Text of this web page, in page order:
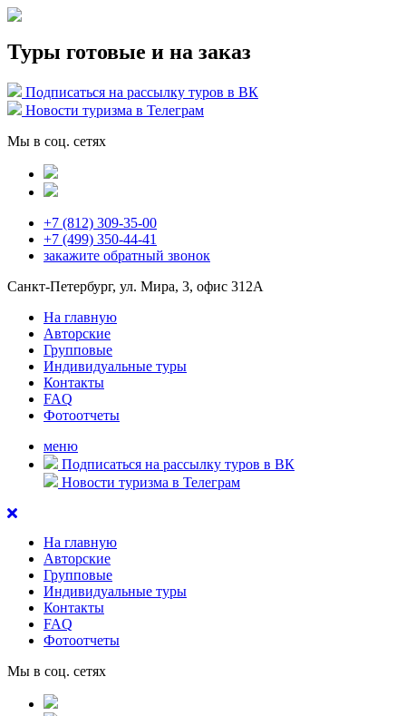
Туры готовые и на заказ
Подписаться на рассылку туров в ВК
Новости туризма в Телеграм
Мы в соц. сетях
+7 (812) 309-35-00
+7 (499) 350-44-41
закажите обратный звонок
Санкт-Петербург, ул. Мира, 3, офис 312А
На главную
Авторские
Групповые
Индивидуальные туры
Контакты
FAQ
Фотоотчеты
меню
Подписаться на рассылку туров в ВК
Новости туризма в Телеграм
На главную
Авторские
Групповые
Индивидуальные туры
Контакты
FAQ
Фотоотчеты
Мы в соц. сетях